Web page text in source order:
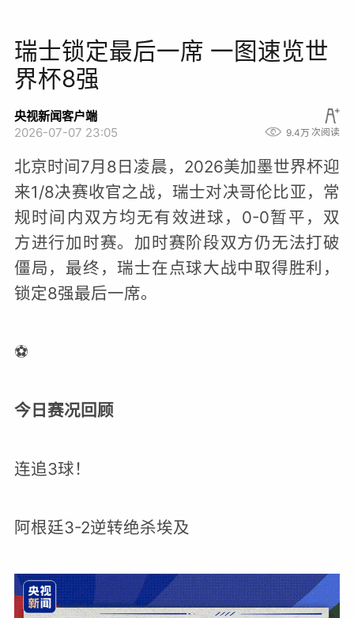
瑞士锁定最后一席 一图速览世
界杯8强
央视新闻客户端
2026-07-07 23:05
9.4万 次阅读
北京时间7月8日凌晨，2026美加墨世界杯迎
来1/8决赛收官之战，瑞士对决哥伦比亚，常
规时间内双方均无有效进球，0-0暂平，双
方进行加时赛。加时赛阶段双方仍无法打破
僵局，最终，瑞士在点球大战中取得胜利，
锁定8强最后一席。
⚽️
今日赛况回顾
连追3球！
阿根廷3-2逆转绝杀埃及